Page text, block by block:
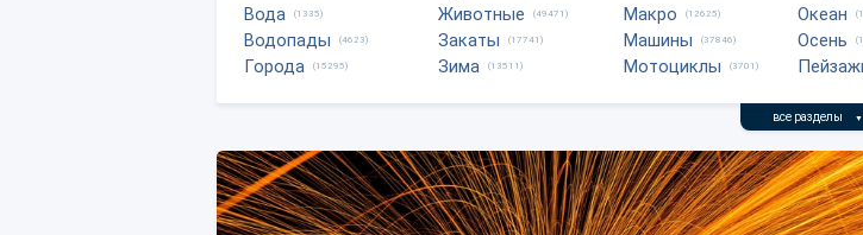
Вода (1335)
Водопады (4623)
Города (15295)
Животные (49471)
Закаты (17741)
Зима (13511)
Макро (12625)
Машины (37846)
Мотоциклы (3701)
Океан
Осень
все разделы ▼